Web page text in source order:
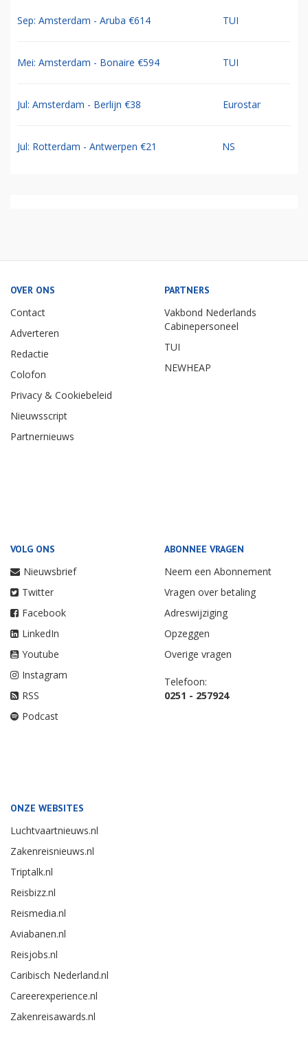
Sep: Amsterdam - Aruba €614 TUI
Mei: Amsterdam - Bonaire €594 TUI
Jul: Amsterdam - Berlijn €38 Eurostar
Jul: Rotterdam - Antwerpen €21 NS
OVER ONS
Contact
Adverteren
Redactie
Colofon
Privacy & Cookiebeleid
Nieuwsscript
Partnernieuws
PARTNERS
Vakbond Nederlands
Cabinepersoneel
TUI
NEWHEAP
VOLG ONS
Nieuwsbrief
Twitter
Facebook
LinkedIn
Youtube
Instagram
RSS
Podcast
ABONNEE VRAGEN
Neem een Abonnement
Vragen over betaling
Adreswijziging
Opzeggen
Overige vragen
Telefoon:
0251 - 257924
ONZE WEBSITES
Luchtvaartnieuws.nl
Zakenreisnieuws.nl
Triptalk.nl
Reisbizz.nl
Reismedia.nl
Aviabanen.nl
Reisjobs.nl
Caribisch Nederland.nl
Careerexperience.nl
Zakenreisawards.nl